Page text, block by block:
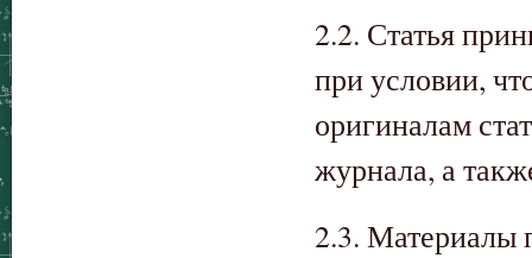
2.2. Статья
при условии,
оригиналам
журнала, а
2.3. Материалы